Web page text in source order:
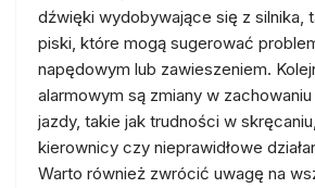
dźwięki wydobywające się z silnika,
piski, które mogą sugerować
napędowym lub zawieszeniem.
alarmowym są zmiany w
jazdy, takie jak trudności w
kierownicy czy nieprawidłowe
Warto również zwrócić uwagę na